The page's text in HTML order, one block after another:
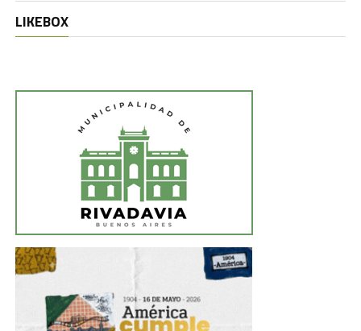
LIKEBOX